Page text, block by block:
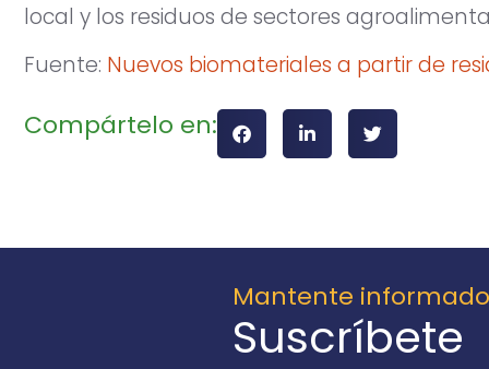
local y los residuos de sectores
Fuente: Nuevos biomateriales a partir de
Compártelo en:
Mantente informado
Suscríbete